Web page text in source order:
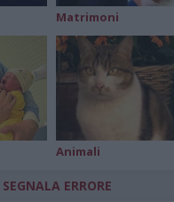
Matrimoni
Animali
SEGNALA ERRORE